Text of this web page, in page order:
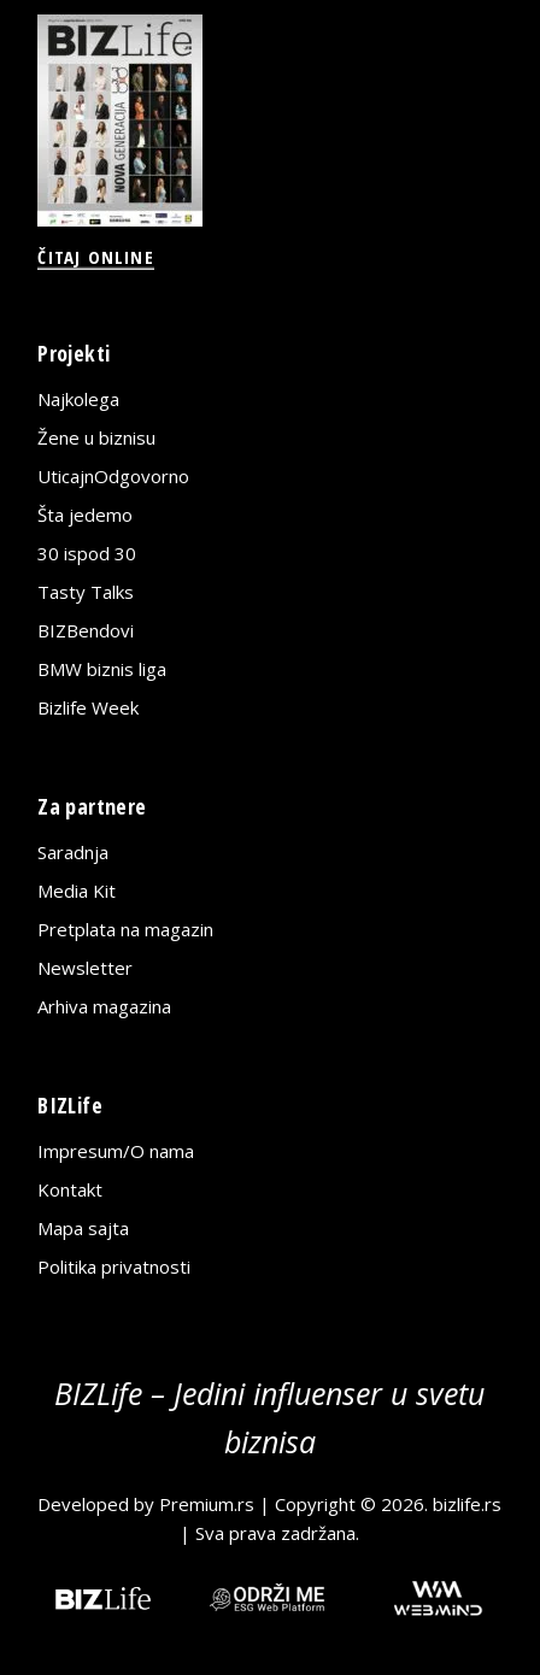
ČITAJ ONLINE
Projekti
Najkolega
Žene u biznisu
UticajnOdgovorno
Šta jedemo
30 ispod 30
Tasty Talks
BIZBendovi
BMW biznis liga
Bizlife Week
Za partnere
Saradnja
Media Kit
Pretplata na magazin
Newsletter
Arhiva magazina
BIZLife
Impresum/O nama
Kontakt
Mapa sajta
Politika privatnosti
BIZLife – Jedini influenser u svetu
biznisa
Developed by Premium.rs | Copyright © 2026.bizlife.rs
| Sva prava zadržana.